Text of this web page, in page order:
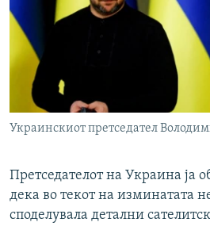
Украинскиот претседател
Претседателот на Украина ја
дека во текот на изминатата
споделувала детални